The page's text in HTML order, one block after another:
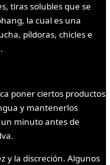
tiras solubles que se
la cual es una
píldoras, chicles e
poner ciertos productos
y mantenerlos
minuto antes de
y la discreción. Algunos